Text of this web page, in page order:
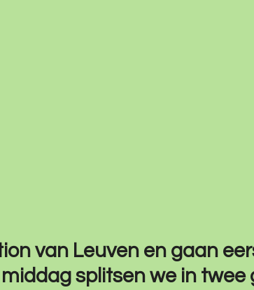
van Leuven en gaan
splitsen we in twee